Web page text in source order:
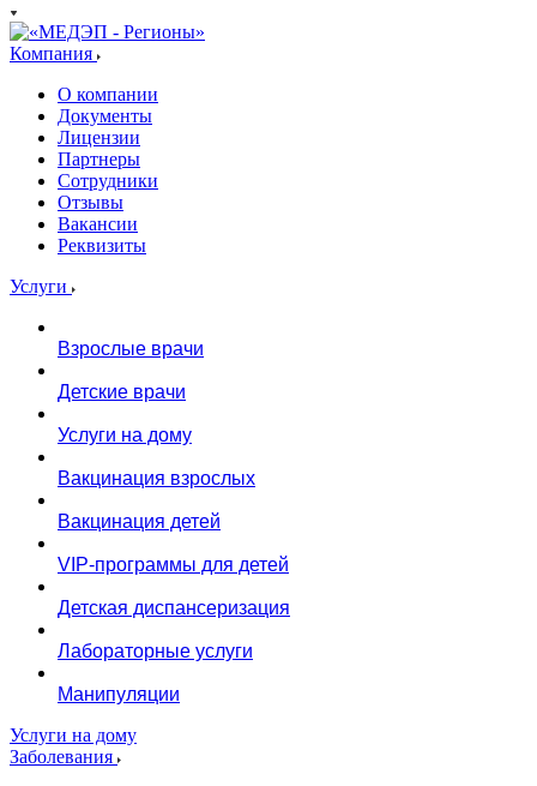
Компания
О компании
Документы
Лицензии
Партнеры
Сотрудники
Отзывы
Вакансии
Реквизиты
Услуги
Взрослые врачи
Детские врачи
Услуги на дому
Вакцинация взрослых
Вакцинация детей
VIP-программы для детей
Детская диспансеризация
Лабораторные услуги
Манипуляции
Услуги на дому
Заболевания